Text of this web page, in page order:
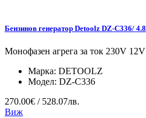
Бензинов генератор Detoolz DZ-C336/
Монофазен агрега за ток 230V
Марка: DETOOLZ
Модел: DZ-C336
270.00€ / 528.07лв.
Виж